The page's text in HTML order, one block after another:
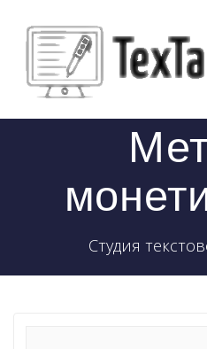
Студия